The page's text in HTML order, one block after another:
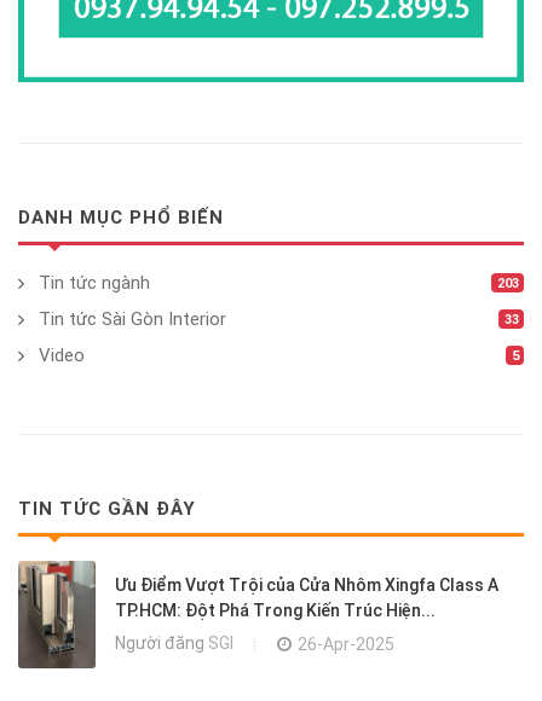
DANH MỤC PHỔ BIẾN
Tin tức ngành 203
Tin tức Sài Gòn Interior 33
Video 5
TIN TỨC GẦN ĐÂY
Ưu Điểm Vượt Trội của Cửa Nhôm Xingfa Class A
TP.HCM: Đột Phá Trong Kiến Trúc Hiện...
Người đăng SGI 26-Apr-2025